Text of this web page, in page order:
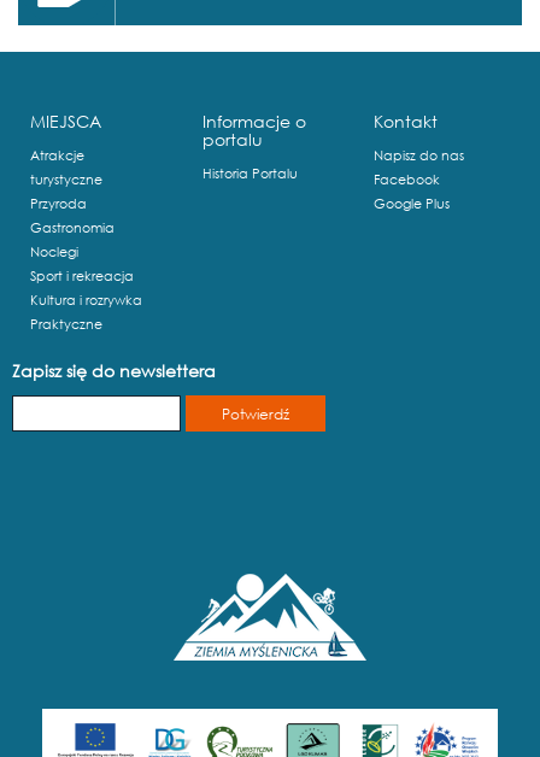
MIEJSCA
Atrakcje
turystyczne
Przyroda
Gastronomia
Noclegi
Sport i rekreacja
Kultura i rozrywka
Praktyczne
Informacje o
portalu
Historia Portalu
Kontakt
Napisz do nas
Facebook
Google Plus
Zapisz się do newslettera